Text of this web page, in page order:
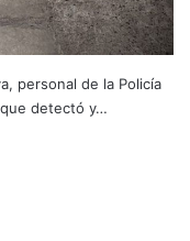
personal de la Policía
detectó y…